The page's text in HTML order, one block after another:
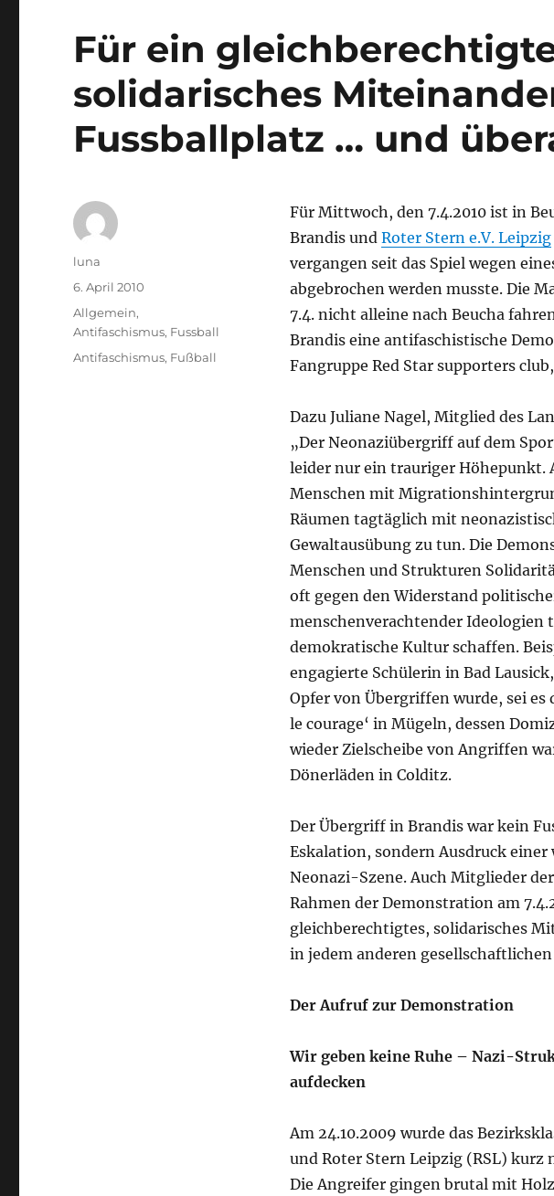
Für ein
solidarisches
Fussballplatz … und
Für Mittwoch, den 7.4.2010 ist in
Brandis und Roter Stern e.V. Leipzig
vergangen seit das Spiel wegen
abgebrochen werden musste. Die
7.4. nicht alleine nach Beucha
Brandis eine antifaschistische
Fangruppe Red Star supporters
Dazu Juliane Nagel, Mitglied des
„Der Neonaziübergriff auf dem
leider nur ein trauriger Höhepunkt.
Menschen mit
Räumen tagtäglich mit
Gewaltausübung zu tun. Die
Menschen und Strukturen
oft gegen den Widerstand
menschenverachtender Ideologien
demokratische Kultur schaffen.
engagierte Schülerin in Bad
Opfer von Übergriffen wurde, sei
le courage‘ in Mügeln, dessen
wieder Zielscheibe von Angriffen
Dönerläden in Colditz.
Der Übergriff in Brandis war kein
Eskalation, sondern Ausdruck
Neonazi-Szene. Auch Mitglieder
Rahmen der Demonstration am
gleichberechtigtes, solidarisches
in jedem anderen gesellschaftlichen
Der Aufruf zur Demonstration
Wir geben keine Ruhe – Nazi-
aufdecken
Am 24.10.2009 wurde das
und Roter Stern Leipzig (RSL)
Die Angreifer gingen brutal mit
Autor
luna
Veröffentlicht
am
6. April 2010
Kategorien
Allgemein,
Antifaschismus, Fussball
Schlagwörter
Antifaschismus, Fußball